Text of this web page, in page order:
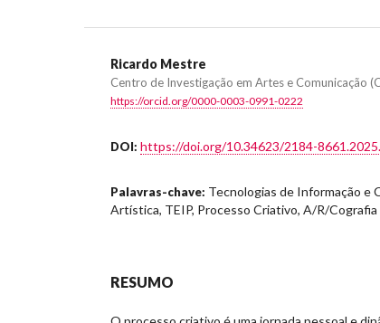
Ricardo Mestre
Centro de Investigação em Artes e Comunicação
https://orcid.org/0000-0003-0991-0222
DOI: https://doi.org/10.34623/2184-
Palavras-chave: Tecnologias de Informação e
Artística, TEIP, Processo Criativo, A/R/Cografia
RESUMO